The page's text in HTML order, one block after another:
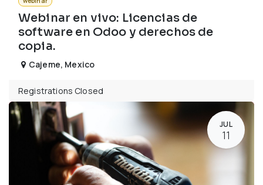
Webinar en vivo: Licencias de
software en Odoo y derechos de
copia.
Cajeme, Mexico
Registrations Closed
JUL
11